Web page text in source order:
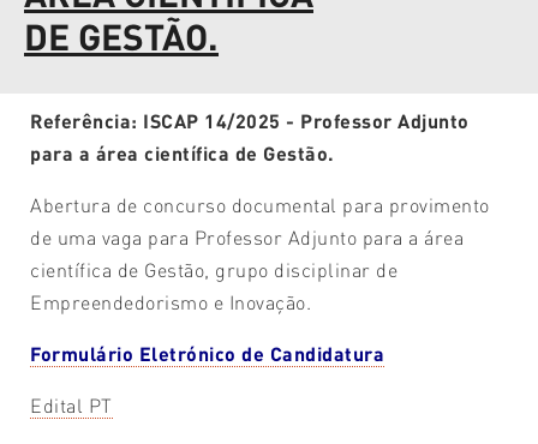
DE GESTÃO.
Referência: ISCAP 14/2025 - Professor Adjunto
para a área científica de Gestão.
Abertura de concurso documental para provimento
de uma vaga para Professor Adjunto para a área
científica de Gestão, grupo disciplinar de
Empreendedorismo e Inovação.
Formulário Eletrónico de Candidatura
Edital PT